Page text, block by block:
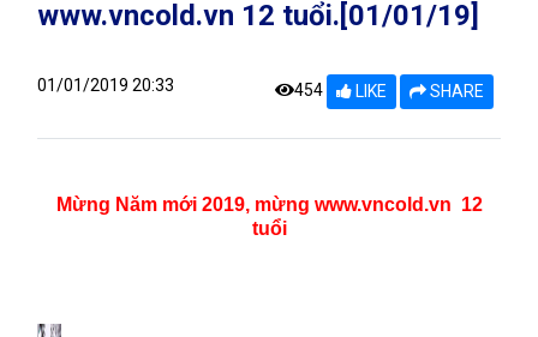
www.vncold.vn 12 tuổi.[01/01/19]
01/01/2019 20:33 454 LIKE SHARE
Mừng Năm mới 2019, mừng www.vncold.vn 12
tuổi